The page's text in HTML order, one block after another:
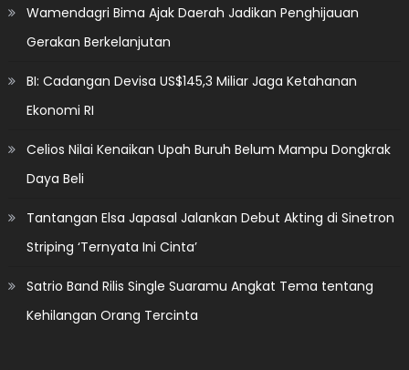
Wamendagri Bima Ajak Daerah Jadikan Penghijauan
Gerakan Berkelanjutan
BI: Cadangan Devisa US$145,3 Miliar Jaga Ketahanan
Ekonomi RI
Celios Nilai Kenaikan Upah Buruh Belum Mampu Dongkrak
Daya Beli
Tantangan Elsa Japasal Jalankan Debut Akting di Sinetron
Striping ‘Ternyata Ini Cinta’
Satrio Band Rilis Single Suaramu Angkat Tema tentang
Kehilangan Orang Tercinta